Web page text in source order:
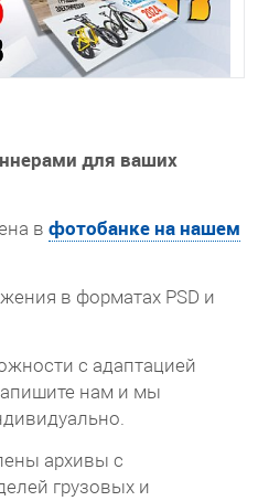
для ваших
в фотобанке на нашем
в форматах PSD и
с адаптацией
нам и мы
архивы с
грузовых и